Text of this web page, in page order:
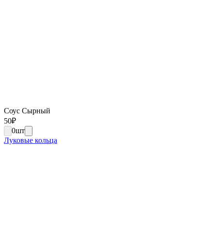
Соус Сырный
50₽
0шт
Луковые кольца